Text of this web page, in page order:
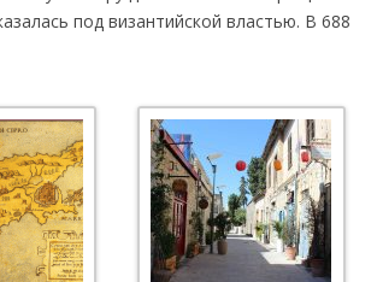
под византийской властью. В 688